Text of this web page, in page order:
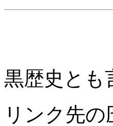
黒歴史とも
リンク先